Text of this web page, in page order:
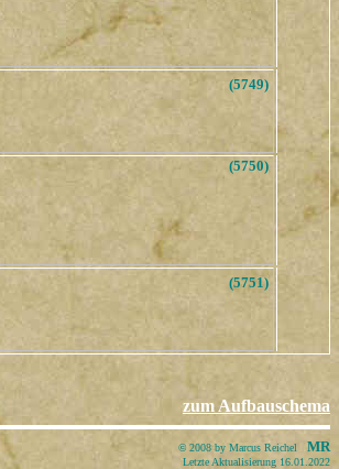
(5749)
(5750)
(5751)
zum Aufbauschema
©2008 by Marcus Reichel MR
Letzte Aktualisierung 16.01.2022